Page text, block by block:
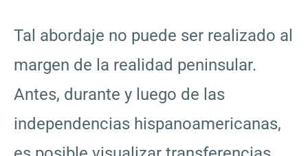
Tal abordaje no puede ser realizado al
margen de la realidad peninsular.
Antes, durante y luego de las
independencias hispanoamericanas,